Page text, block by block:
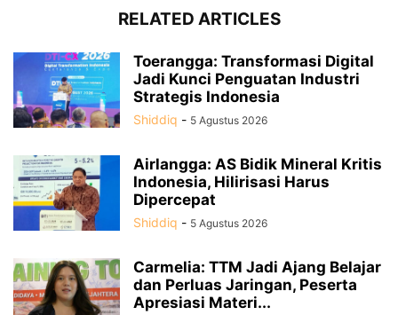
RELATED ARTICLES
Toerangga: Transformasi Digital
Jadi Kunci Penguatan Industri
Strategis Indonesia
Shiddiq - 5 Agustus 2026
Airlangga: AS Bidik Mineral Kritis
Indonesia, Hilirisasi Harus
Dipercepat
Shiddiq - 5 Agustus 2026
Carmelia: TTM Jadi Ajang Belajar
dan Perluas Jaringan, Peserta
Apresiasi Materi...